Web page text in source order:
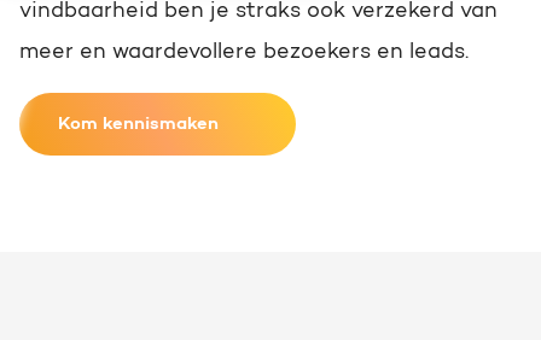
GROWTH SERVICES
Groeistrategie
Contact
HUBSPOT ELITE PARTNER
Events & webinars
HubSpot video's
vindbaarheid ben je straks ook verzekerd van
meer en waardevollere bezoekers en leads.
Kom kennismaken